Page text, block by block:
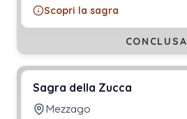
Scopri la sagra
CONCLUSA
Sagra della Zucca
Mezzago